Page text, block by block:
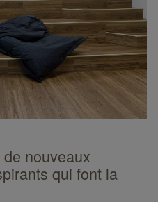
nouveaux
qui font la